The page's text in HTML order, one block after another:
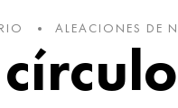
ALEACIONES DE